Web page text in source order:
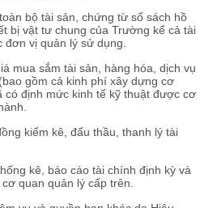
bộ tài sản, chứng từ sổ sách hồ
bị vật tư chung của Trường kể cả tài
đơn vị quản lý sử dụng.
sắm tài sản, hàng hóa, dịch vụ
gồm cả kinh phí xây dựng cơ
có định mức kinh tế kỹ thuật được cơ
kiểm kê, đấu thầu, thanh lý tài
kê, báo cáo tài chính định kỳ và
quan quản lý cấp trên.